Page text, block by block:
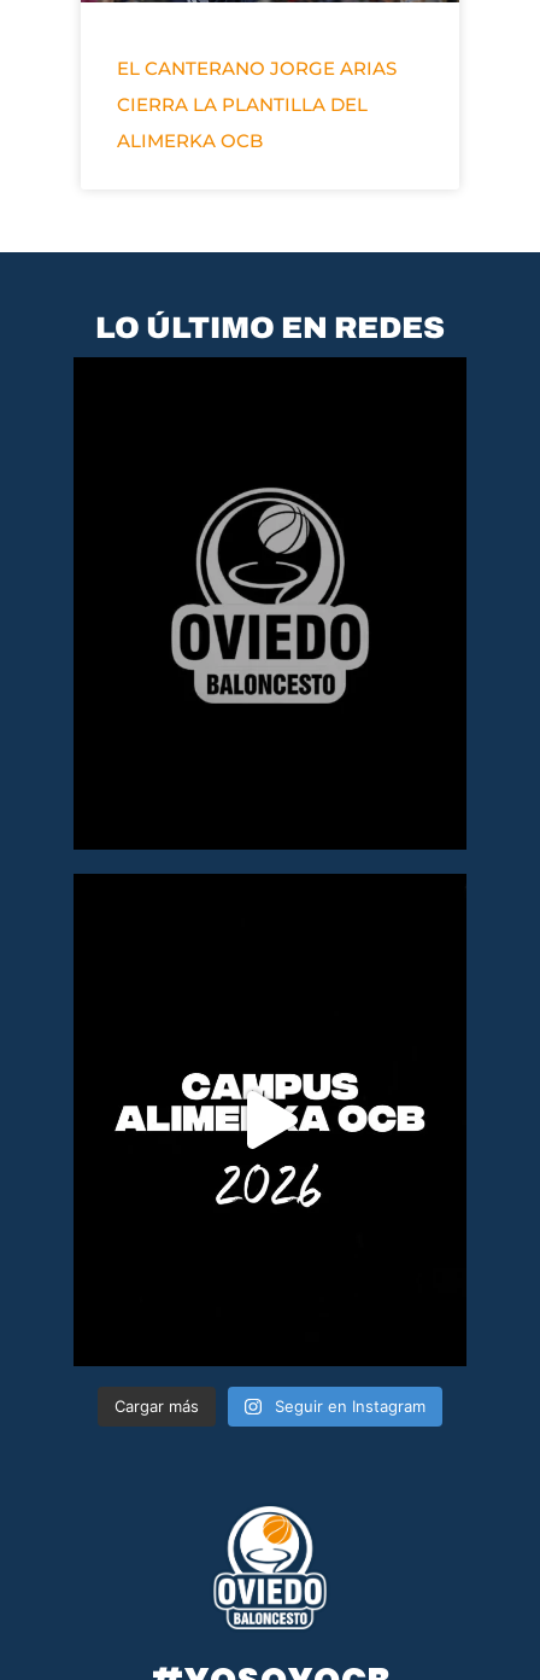
EL CANTERANO JORGE ARIAS
CIERRA LA PLANTILLA DEL
ALIMERKA OCB
LO ÚLTIMO EN REDES
Cargar más Seguir en Instagram